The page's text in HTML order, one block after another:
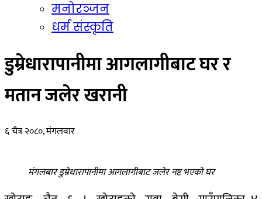
मनोरञ्जन
धर्म संस्कृति
डुम्रेधारापानीमा आगलागीबाट घर र
मतान जलेर खरानी
६ चैत्र २०८०, मंगलवार
मंगलबार डुम्रेधारापानीमा आगलागीबाट जलेर नष्ट भएको घर